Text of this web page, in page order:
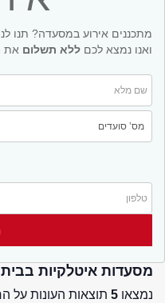
מתכננים אירוע במסעדה? תנו
ואנו נמצא לכם ללא תשלום את
מסעדות איטלקיות
נמצאו 5 תוצאות העונות על